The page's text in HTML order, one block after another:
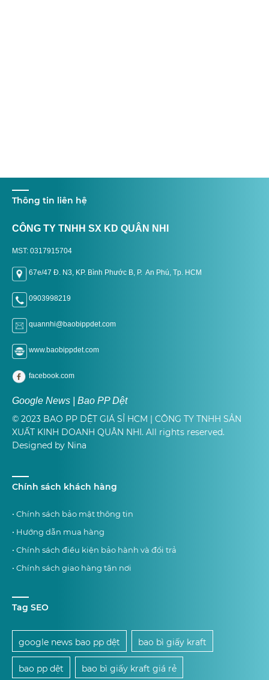
Thông tin liên hệ
CÔNG TY TNHH SX KD QUÂN NHI
MST: 0317915704
67e/47 Đ. N3, KP. Bình Phước B, P. An Phú, Tp. HCM
0903998219
quannhi@baobippdet.com
www.baobippdet.com
facebook.com
Google News | Bao PP Dệt
© 2023 BAO PP DỆT GIÁ SỈ HCM | CÔNG TY TNHH SẢN
XUẤT KINH DOANH QUÂN NHI. All rights reserved.
Designed by Nina
Chính sách khách hàng
• Chính sách bảo mật thông tin
• Hướng dẫn mua hàng
• Chính sách điều kiện bảo hành và đổi trả
• Chính sách giao hàng tận nơi
Tag SEO
google news bao pp dệt bao bì giấy kraft
bao pp dệt bao bì giấy kraft giá rẻ